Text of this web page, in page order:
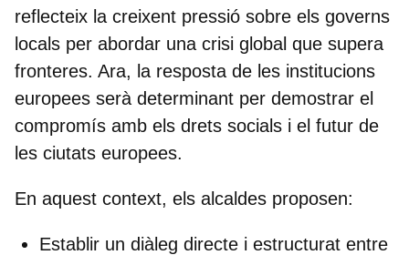
reflecteix la creixent pressió sobre els governs
locals per abordar una crisi global que supera
fronteres. Ara, la resposta de les institucions
europees serà determinant per demostrar el
compromís amb els drets socials i el futur de
les ciutats europees.
En aquest context, els alcaldes proposen:
Establir un diàleg directe i estructurat entre